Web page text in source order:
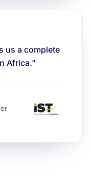
us a complete
Africa.”